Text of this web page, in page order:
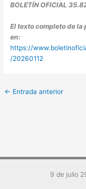
BOLETÍN OFICIAL
El texto completo de
en:
https://
/20260112
← Entrada anterior
9 de julio